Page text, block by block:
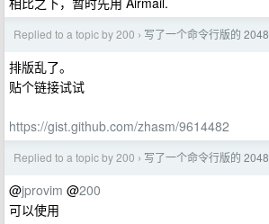
Replied to a topic by 200 › 写了一个命令行版的 2048
排版乱了。
贴个链接试试
https://gist.github.com/zhasm/9614482
Replied to a topic by 200 › 写了一个命令行版的 2048
@jprovim @200
可以使用